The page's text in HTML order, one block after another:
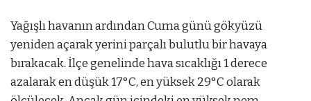
Yağışlı havanın ardından Cuma günü gökyüzü
yeniden açarak yerini parçalı bulutlu bir havaya
bırakacak. İlçe genelinde hava sıcaklığı 1 derece
azalarak en düşük 17°C, en yüksek 29°C olarak